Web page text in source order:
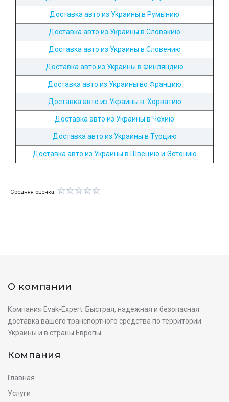
Доставка авто из Украины в Румынию
Доставка авто из Украины в Словакию
Доставка авто из Украины в Словению
Доставка авто из Украины в Финляндию
Доставка авто из Украины во Францию
Доставка авто из Украины в Хорватию
Доставка авто из Украины в Чехию
Доставка авто из Украины в Турцию
Доставка авто из Украины в Швецию и Эстонию
Средняя оценка:
О компании
Компания Evak-Expert. Быстрая, надежная и безопасная
доставка вашего транспортного средства по территории
Украины и в страны Европы.
Компания
Главная
Услуги